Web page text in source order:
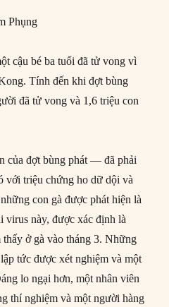
Phụng
cậu bé ba tuổi đã tử vong vì
Tính đến khi đợt bùng
đã tử vong và 1,6 triệu con
của đợt bùng phát — đã phải
với triệu chứng ho dữ dội và
con gà được phát hiện là
virus này, được xác định là
ở gà vào tháng 3. Những
tức được xét nghiệm và một
lo ngại hơn, một nhân viên
thí nghiệm và một người hàng